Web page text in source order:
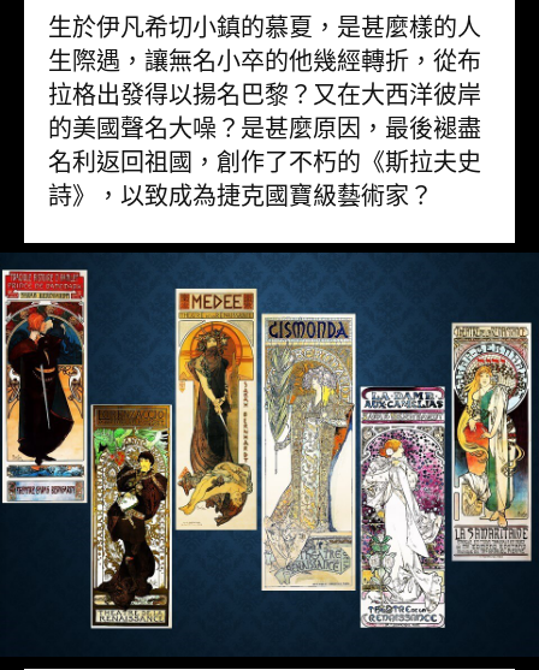
生於伊凡希切小鎮的慕夏，是甚麼樣的人
生際遇，讓無名小卒的他幾經轉折，從布
拉格出發得以揚名巴黎？又在大西洋彼岸
的美國聲名大噪？是甚麼原因，最後褪盡
名利返回祖國，創作了不朽的《斯拉夫史
詩》，以致成為捷克國寶級藝術家？